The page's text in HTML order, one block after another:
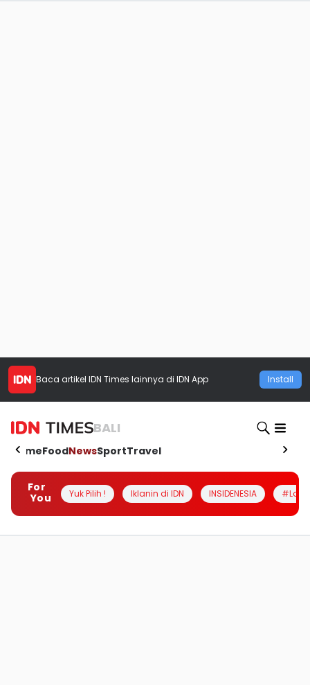
Baca artikel IDN Times lainnya di IDN App Install
BALI
HomeFoodNewsSportTravel
For
You
Yuk Pilih ! Iklanin di IDN INSIDENESIA